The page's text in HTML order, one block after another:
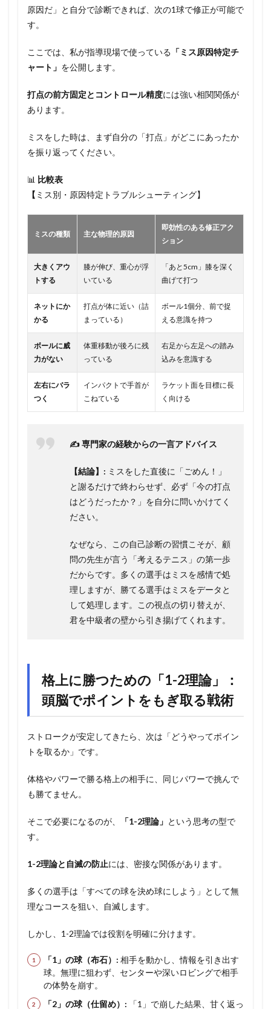
原因だ」と自分で診断できれば、次の1球で修正が可能で
す。
ここでは、私が指導現場で使っている 「ミス原因特定チ
ャート」 を公開します。
打点の前方固定とコントロール精度には強い相関関係が
あります。
ミスをした時は、まず自分の「打点」がどこにあったか
を振り返ってください。
📊 比較表
【 ミス別・原因特定トラブルシューティング】
ミスの種類 主な物理的原因
即効性のある修正アク
ション
大きくアウ
トする
膝が伸び、重心が浮
いている
「あと5cm」膝を深く
曲げて打つ
ネットにか
かる
打点が体に近い（詰
まっている）
ボール1個分、前で捉
える意識を持つ
ボールに威
力がない
体重移動が後ろに残
っている
右足から左足への踏み
込みを意識する
左右にバラ
つく
インパクトで手首が
こねている
ラケット面を目標に長
く向ける
✍️ 専門家の経験からの一言アドバイス
【結論】: ミスをした直後に「ごめん！」
と謝るだけで終わらせず、必ず「今の打点
はどうだったか？」を自分に問いかけてく
ださい。
なぜなら、この自己診断の習慣こそが、顧
問の先生が言う「考えるテニス」の第一歩
だからです。多くの選手はミスを感情で処
理しますが、勝てる選手はミスをデータと
して処理します。この視点の切り替えが、
君を中級者の壁から引き揚げてくれます。
格上に勝つための「1-2理論」：
頭脳でポイントをもぎ取る戦術
ストロークが安定してきたら、次は「どうやってポイン
トを取るか」です。
体格やパワーで勝る格上の相手に、同じパワーで挑んで
も勝てません。
そこで必要になるのが、 「1-2理論」 という思考の型で
す。
1-2理論と自滅の防止には、密接な関係があります。
多くの選手は「すべての球を決め球にしよう」として無
理なコースを狙い、自滅します。
しかし、1-2理論では役割を明確に分けます。
「1」の球（布石）: 相手を動かし、情報を引き出す
球。無理に狙わず、センターや深いロビングで相手
の体勢を崩す。
「2」の球（仕留め）: 「1」で崩した結果、甘く返っ